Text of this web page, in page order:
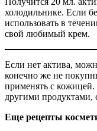
холодильнике. Если
использовать в
свой любимый крем.
Если нет актива,
конечно же не
применять с
другими продуктами,
Еще рецепты